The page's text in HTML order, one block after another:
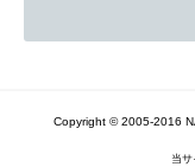
Copyright © 2005-2016
当